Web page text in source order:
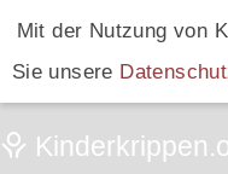
Mit der Nutzung von
Sie unsere